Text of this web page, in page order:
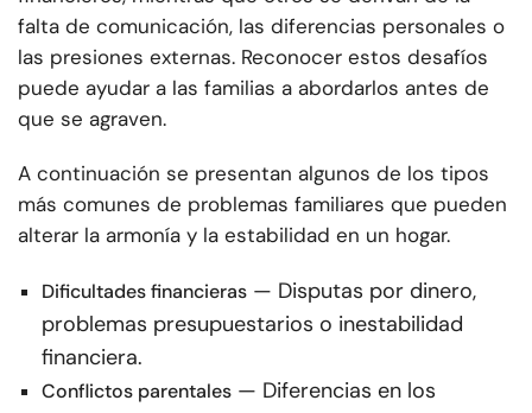
falta de comunicación, las diferencias personales o
las presiones externas. Reconocer estos desafíos
puede ayudar a las familias a abordarlos antes de
que se agraven.
A continuación se presentan algunos de los tipos
más comunes de problemas familiares que pueden
alterar la armonía y la estabilidad en un hogar.
Dificultades financieras — Disputas por dinero,
problemas presupuestarios o inestabilidad
financiera.
Conflictos parentales — Diferencias en los